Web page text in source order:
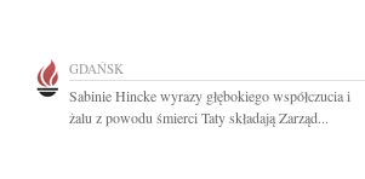
GDAŃSK
Sabinie Hincke wyrazy głębokiego współczucia i
żalu z powodu śmierci Taty składają Zarząd...